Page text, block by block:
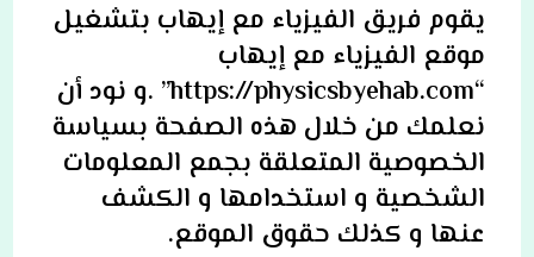
يقوم فريق الفيزياء مع إيهاب بتشغيل
موقع الفيزياء مع إيهاب
“https://physicsbyehab.com” .و نود أن
نعلمك من خلال هذه الصفحة بسياسة
الخصوصية المتعلقة بجمع المعلومات
الشخصية و استخدامها و الكشف
عنها و كذلك حقوق الموقع.